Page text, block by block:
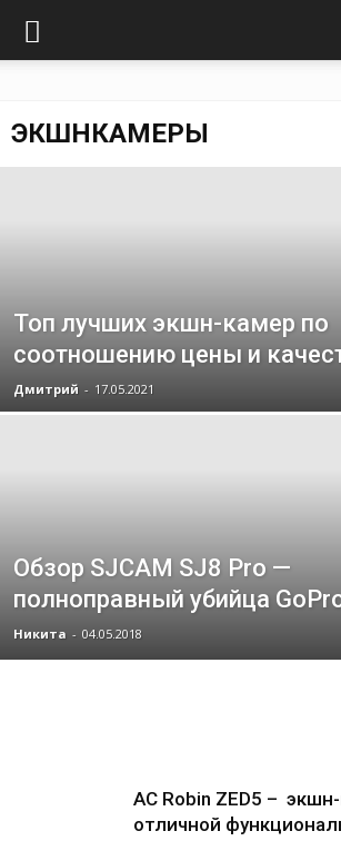
ЭКШНКАМЕРЫ
Топ лучших экшн-камер по
соотношению цены и
Дмитрий - 17.05.2021
Обзор SJCAM SJ8 Pro —
полноправный убийца
Никита - 04.05.2018
AC Robin ZED5 –
отличной